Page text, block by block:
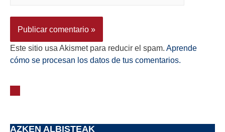
Este sitio usa Akismet para reducir el spam. Aprende
cómo se procesan los datos de tus comentarios.
AZKEN ALBISTEAK